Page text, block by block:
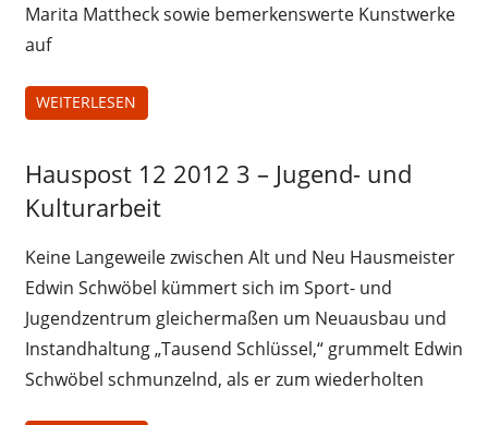
Marita Mattheck sowie bemerkenswerte Kunstwerke
auf
WEITERLESEN
Hauspost
12-2012
Hauspost 12 2012 3 – Jugend- und
Kulturarbeit
Keine Langeweile zwischen Alt und Neu Hausmeister
Edwin Schwöbel kümmert sich im Sport- und
Jugendzentrum gleichermaßen um Neuausbau und
Instandhaltung „Tausend Schlüssel,“ grummelt Edwin
Schwöbel schmunzelnd, als er zum wiederholten